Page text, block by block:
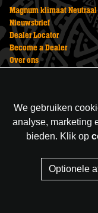
We gebruiken
analyse, marketing
bieden. Klik op
Optionele
Magnum klimaat Neutraal
Nieuwsbrief
Dealer Locator
Become a Dealer
Over ons
Vuurwerk kopen